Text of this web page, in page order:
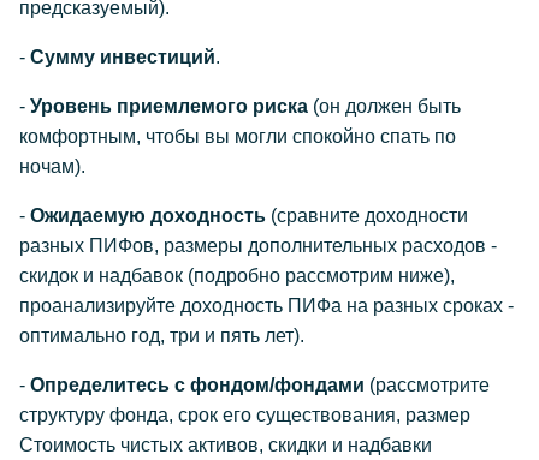
предсказуемый).
- Сумму инвестиций.
- Уровень приемлемого риска (он должен быть
комфортным, чтобы вы могли спокойно спать по
ночам).
- Ожидаемую доходность (сравните доходности
разных ПИФов, размеры дополнительных расходов -
скидок и надбавок (подробно рассмотрим ниже),
проанализируйте доходность ПИФа на разных сроках -
оптимально год, три и пять лет).
- Определитесь с фондом/фондами (рассмотрите
структуру фонда, срок его существования, размер
Стоимость чистых активов, скидки и надбавки